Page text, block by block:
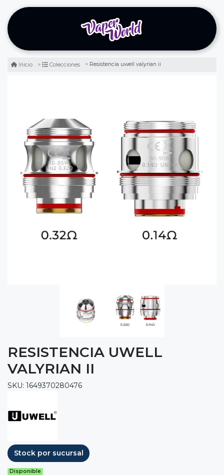
Inicio Colecciones Resistencia uwell valyrian ii
RESISTENCIA UWELL
VALYRIAN II
SKU: 1649370280476
Stock por sucursal
Disponible